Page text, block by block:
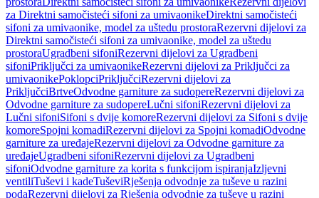
za Direktni samočisteći sifoni za umivaonikeDirektni samočisteći
sifoni za umivaonike, model za uštedu prostoraRezervni dijelovi za
Direktni samočisteći sifoni za umivaonike, model za uštedu
prostoraUgradbeni sifoniRezervni dijelovi za Ugradbeni
sifoniPriključci za umivaonikeRezervni dijelovi za Priključci za
umivaonikePoklopciPriključciRezervni dijelovi za
PriključciBrtveOdvodne garniture za sudopereRezervni dijelovi za
Odvodne garniture za sudopereLučni sifoniRezervni dijelovi za
Lučni sifoniSifoni s dvije komoreRezervni dijelovi za Sifoni s dvije
komoreSpojni komadiRezervni dijelovi za Spojni komadiOdvodne
garniture za uređajeRezervni dijelovi za Odvodne garniture za
uređajeUgradbeni sifoniRezervni dijelovi za Ugradbeni
sifoniOdvodne garniture za korita s funkcijom ispiranjaIzljevni
ventiliTuševi i kadeTuševiRješenja odvodnje za tuševe u razini
podaRezervni dijelovi za Rješenja odvodnje za tuševe u razini